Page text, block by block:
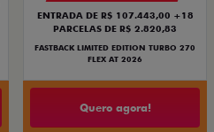
ENTRADA DE R$ 107.443,00 +18
PARCELAS DE R$ 2.820,83
FASTBACK LIMITED EDITION TURBO 270
FLEX AT 2026
Quero agora!